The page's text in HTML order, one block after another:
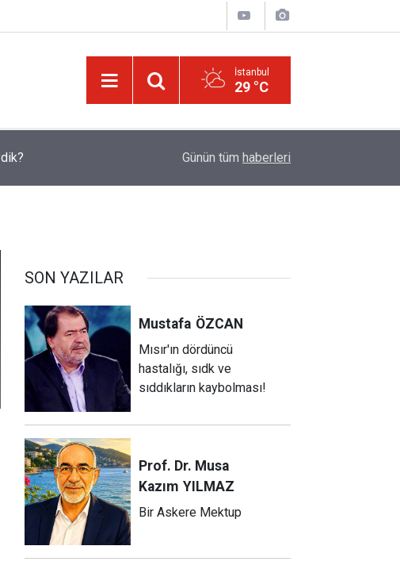
İstanbul
29 °C
Risale-i Nur'u kendine oku kendine, başkasına
Günün tüm haberleri
SON YAZILAR
Mustafa ÖZCAN
Mısır'ın dördüncü
hastalığı, sıdk ve
sıddıkların kaybolması!
Prof. Dr. Musa
Kazım YILMAZ
Bir Askere Mektup